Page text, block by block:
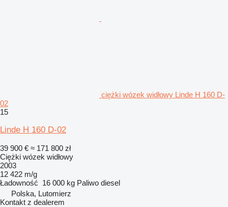
ciężki wózek widłowy Linde H 160 D-
02
15
Linde H 160 D-02
39 900 € ≈ 171 800 zł
Ciężki wózek widłowy
2003
12 422 m/g
Ładowność 16 000 kg Paliwo diesel
Polska, Lutomierz
Kontakt z dealerem